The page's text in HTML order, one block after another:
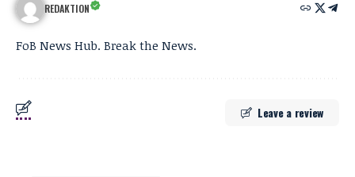
REDAKTION
FoB News Hub. Break the News.
Leave a review